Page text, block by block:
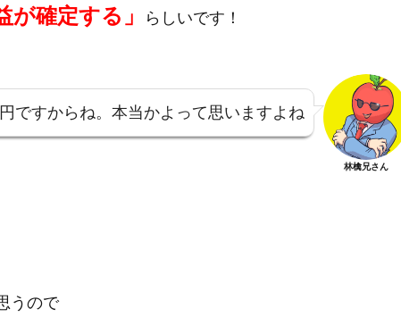
が確定する」 らしいです！
ですからね。本当かよって思いますよね
林檎兄さん
うので